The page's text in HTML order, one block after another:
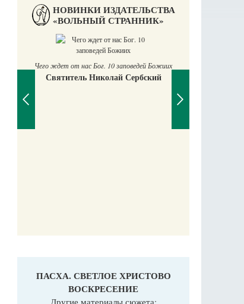
НОВИНКИ ИЗДАТЕЛЬСТВА
«ВОЛЬНЫЙ СТРАННИК»
Чего ждет от нас Бог. 10 заповедей Божиих
Святитель Николай Сербский
ПАСХА. СВЕТЛОЕ ХРИСТОВО
ВОСКРЕСЕНИЕ